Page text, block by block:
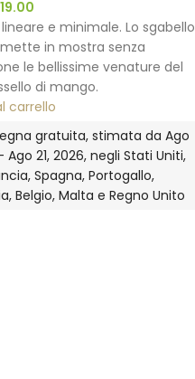
e minimale. Lo sgabello
in mostra senza
le bellissime venature del
di mango.
carrello
gratuita, stimata da Ago
Ago 21, 2026, negli Stati Uniti,
Spagna, Portogallo,
Belgio, Malta e Regno Unito